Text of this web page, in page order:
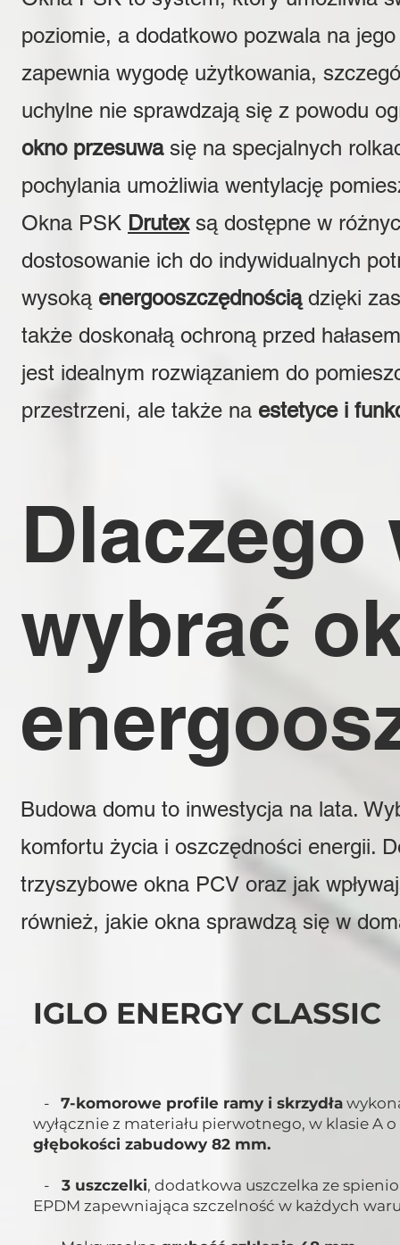
poziomie, a dodatkowo pozwala na
zapewnia wygodę użytkowania,
uchylne nie sprawdzają się z powodu
okno przesuwasię na specjalnych
pochylania umożliwia wentylację
Okna PSK Drutexsą dostępne w
dostosowanie ich do indywidualnych
wysoką energooszczędnościądzięki
także doskonałą ochroną przed
jest idealnym rozwiązaniem do
przestrzeni, ale także na estetyce i
Dlaczego
wybrać
Budowa domu to inwestycja na lata.
komfortu życia i oszczędności energii.
trzyszybowe okna PCV oraz jak
również, jakie okna sprawdzą się w
IGLO ENERGY CLASSIC
- 7-komorowe profile ramy i skrzydła
wyłącznie z materiału pierwotnego, w klasie A o
głębokości zabudowy 82 mm.
- 3 uszczelki, dodatkowa uszczelka ze
EPDM zapewniająca szczelność w każdych